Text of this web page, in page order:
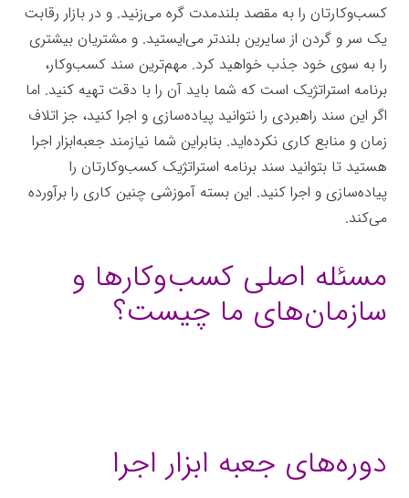
کسب‌وکارتان را به مقصد بلندمدت گره می‌زنید. و در بازار رقابت
یک سر و گردن از سایرین بلندتر می‌ایستید. و مشتریان بیشتری
را به سوی خود جذب خواهید کرد. مهم‌ترین سند کسب‌وکار،
برنامه استراتژیک است که شما باید آن را با دقت تهیه کنید. اما
اگر این سند راهبردی را نتوانید پیاده‌سازی و اجرا کنید، جز اتلاف
زمان و منابع کاری نکرده‌اید. بنابراین شما نیازمند جعبه‌ابزار اجرا
هستید تا بتوانید سند برنامه استراتژیک کسب‌وکارتان را
پیاده‌سازی و اجرا کنید. این بسته آموزشی چنین کاری را برآورده
می‌کند.
مسئله اصلی کسب‌وکارها و
سازمان‌های ما چیست؟
دوره‌های جعبه ابزار اجرا